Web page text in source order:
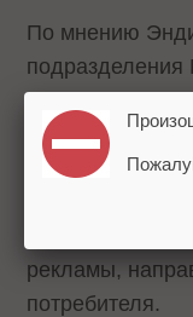
По мнению
положение дел
опытом
первую
рекламы,
потребителя.